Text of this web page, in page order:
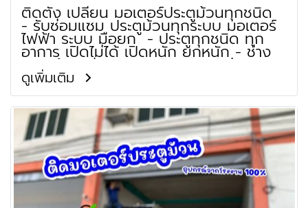
ติดตั้ง เปลี่ยน มอเตอร์ประตูม้วนทุกชนิด
- รับซ่อมแซม ประตูม้วนทุกระบบ มอเตอร์
ไฟฟ้า ระบบ มือยก - ประตูทุกชนิด ทุก
อาการ เปิดไม่ได้ เปิดหนัก ยกหนัก - ช่าง
ประตูม้วน ซ่อมมอเตอร์ มอเตอร์ไม่ติด
มอเตอร์เสีย เปิดไม่ได้ ร้านประตูม้วน
จำหน่าย ใบประตูม้วน เพลาประตูม้วน เสา
รางประตูม้วน ชุดฐานล่างประตูม้วน กล่อง
หุ้มประตูม้วน
ดูเพิ่มเติม